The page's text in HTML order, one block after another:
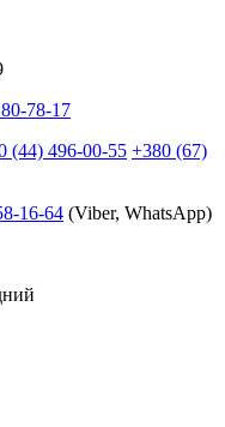
78-17
(44) 496-00-55 +380 (67)
16-64 (Viber, WhatsApp)